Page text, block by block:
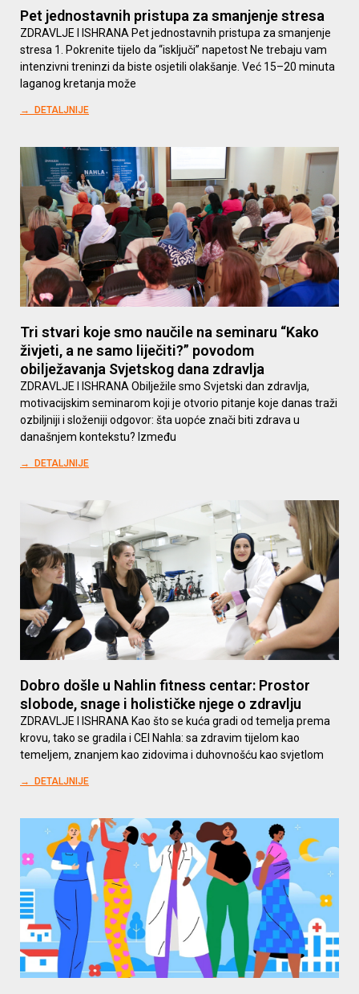
Pet jednostavnih pristupa za smanjenje stresa
ZDRAVLJE I ISHRANA Pet jednostavnih pristupa za smanjenje
stresa 1. Pokrenite tijelo da “isključi” napetost Ne trebaju vam
intenzivni treninzi da biste osjetili olakšanje. Već 15–20 minuta
laganog kretanja može
→ DETALJNIJE
Tri stvari koje smo naučile na seminaru “Kako
živjeti, a ne samo liječiti?” povodom
obilježavanja Svjetskog dana zdravlja
ZDRAVLJE I ISHRANA Obilježile smo Svjetski dan zdravlja,
motivacijskim seminarom koji je otvorio pitanje koje danas traži
ozbiljniji i složeniji odgovor: šta uopće znači biti zdrava u
današnjem kontekstu? Između
→ DETALJNIJE
Dobro došle u Nahlin fitness centar: Prostor
slobode, snage i holističke njege o zdravlju
ZDRAVLJE I ISHRANA Kao što se kuća gradi od temelja prema
krovu, tako se gradila i CEI Nahla: sa zdravim tijelom kao
temeljem, znanjem kao zidovima i duhovnošću kao svjetlom
→ DETALJNIJE